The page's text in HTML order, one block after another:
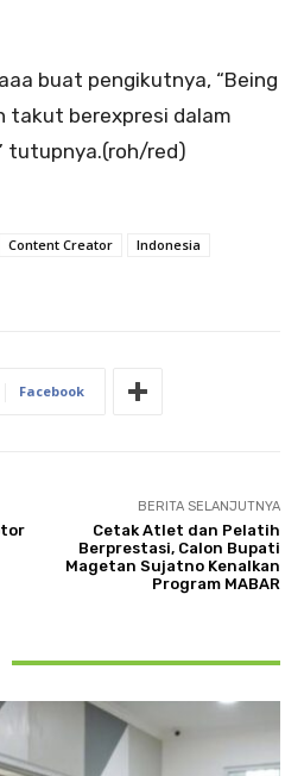
buat pengikutnya, “Being
takut berexpresi dalam
tutupnya.(roh/red)
Content Creator
Indonesia
Facebook
BERITA SELANJUTNYA
Cetak Atlet dan Pelatih
Berprestasi, Calon Bupati
Magetan Sujatno Kenalkan
Program MABAR